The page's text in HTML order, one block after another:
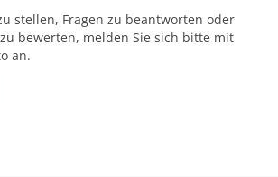
stellen, Fragen zu beantworten oder
bewerten, melden Sie sich bitte mit
an.